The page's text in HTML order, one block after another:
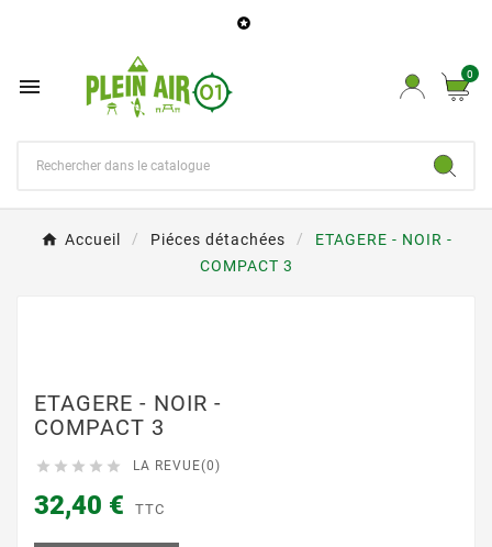

 0
Accueil Piéces détachées
ETAGERE - NOIR -
COMPACT 3
ETAGERE - NOIR -
COMPACT 3
     LA REVUE(0)
32,40 € TTC